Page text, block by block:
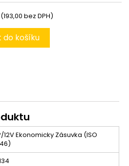
(193,00 bez DPH)
do košíku
12V Ekonomicky Zásuvka (ISO